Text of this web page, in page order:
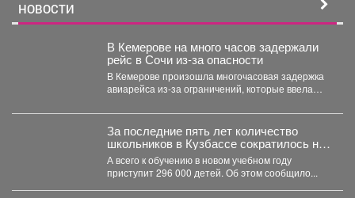
НОВОСТИ
В Кемерове на много часов задержали
рейс в Сочи из-за опасности
В Кемерове произошла многочасовая задержка
авиарейса из-за ограничений, которые ввела
За последние пять лет количество
школьников в Кузбассе сократилось на
8%
А всего к обучению в новом учебном году
приступит 296 000 детей. Об этом сообщило...